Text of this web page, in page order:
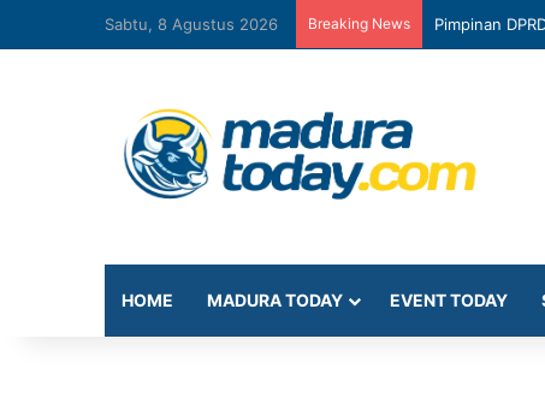
Sabtu, 8 Agustus 2026 Breaking News Pimpinan
HOME MADURA TODAY EVENT TODAY